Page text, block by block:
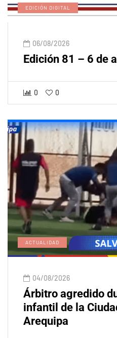
EDICIÓN DIGITAL
06/08/2026
Edición 81 – 6 de
0 0
ACTUALIDAD
04/08/2026
Árbitro agredido
infantil de la
Arequipa